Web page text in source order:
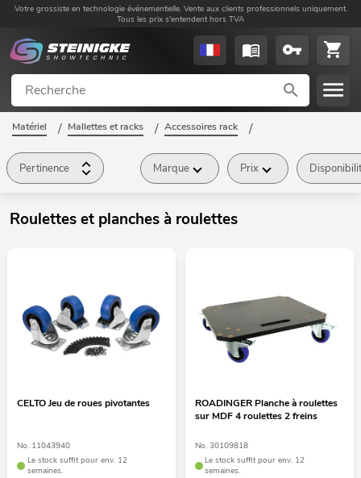
Votre grossiste en technologie événementielle. Vente aux clients professionnels uniquement.
Tous les prix s'entendent hors TVA
Matériel / Mallettes et racks / Accessoires rack /
Pertinence Marque Prix
Roulettes et planches à roulettes
CELTO Jeu de roues pivotantes
No. 11043940
Le stock suffit pour env. 12
semaines.
ROADINGER Planche à roulettes
sur MDF 4 roulettes 2 freins
No. 30109818
Le stock suffit pour env. 12
semaines.